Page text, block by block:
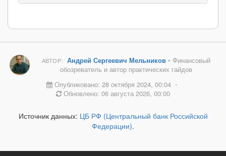
АВТОР: Андрей Сергеевич Мельников• Финансовый
обозреватель и автор практических гайдов
Опубликовано: 28 октября 2024, 00:04 •
Обновлено: 06 августа 2026, 00:00
Источник данных: ЦБ РФ (Центральный банк Российской
Федерации).